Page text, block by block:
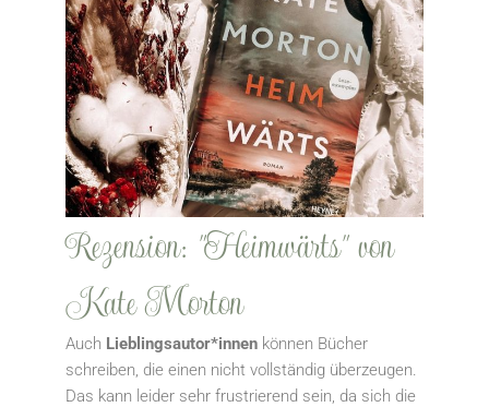
Rezension: "Heimwärts" von
Kate Morton
Auch Lieblingsautor*innen können Bücher
schreiben, die einen nicht vollständig überzeugen.
Das kann leider sehr frustrierend sein, da sich die